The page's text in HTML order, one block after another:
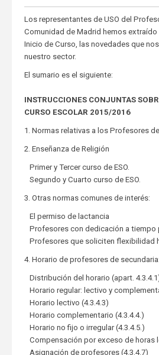
Los representantes de USO del
Comunidad de Madrid hemos
Inicio de Curso, las novedades que
nuestro sector.
El sumario es el siguiente:
INSTRUCCIONES CONJUNTAS
CURSO ESCOLAR 2015/2016
1. Normas relativas a los Profesores
2. Enseñanza de Religión
Primer y Tercer curso de ESO.
Segundo y Cuarto curso de ESO.
3. Otras normas comunes de interés:
El permiso de lactancia
Profesores con dedicación a tiempo
Profesores que soliciten flexibilidad
4. Horario de profesores de secundaria:
Distribución del horario (apart.
Horario regular: lectivo y
Horario lectivo (4.3.4.3)
Horario complementario (4.3.4.4.)
Horario no fijo o irregular (4.3.4.5.)
Compensación por exceso de horas
Asignación de profesores (4.3.4.7)